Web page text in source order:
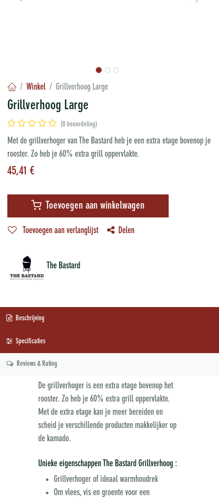
Winkel Grillverhoog Large
Grillverhoog Large
(0 beoordeling)
Met de grillverhoger van The Bastard heb je een extra etage bovenop je
rooster. Zo heb je 60% extra grill oppervlakte.
45,41 €
Toevoegen aan winkelwagen
Toevoegen aan verlanglijst Delen
The Bastard
Beschrijving
Specificaties
Reviews & Rating
De grillverhoger is een extra etage bovenop het
rooster. Zo heb je 60% extra grill oppervlakte.
Met de extra etage kan je meer bereiden en
scheid je verschillende producten makkelijker op
de kamado.
Unieke eigenschappen The Bastard Grillverhoog :
Grillverhoger of ideaal warmhoudrek
Om vlees, vis en groente voor een